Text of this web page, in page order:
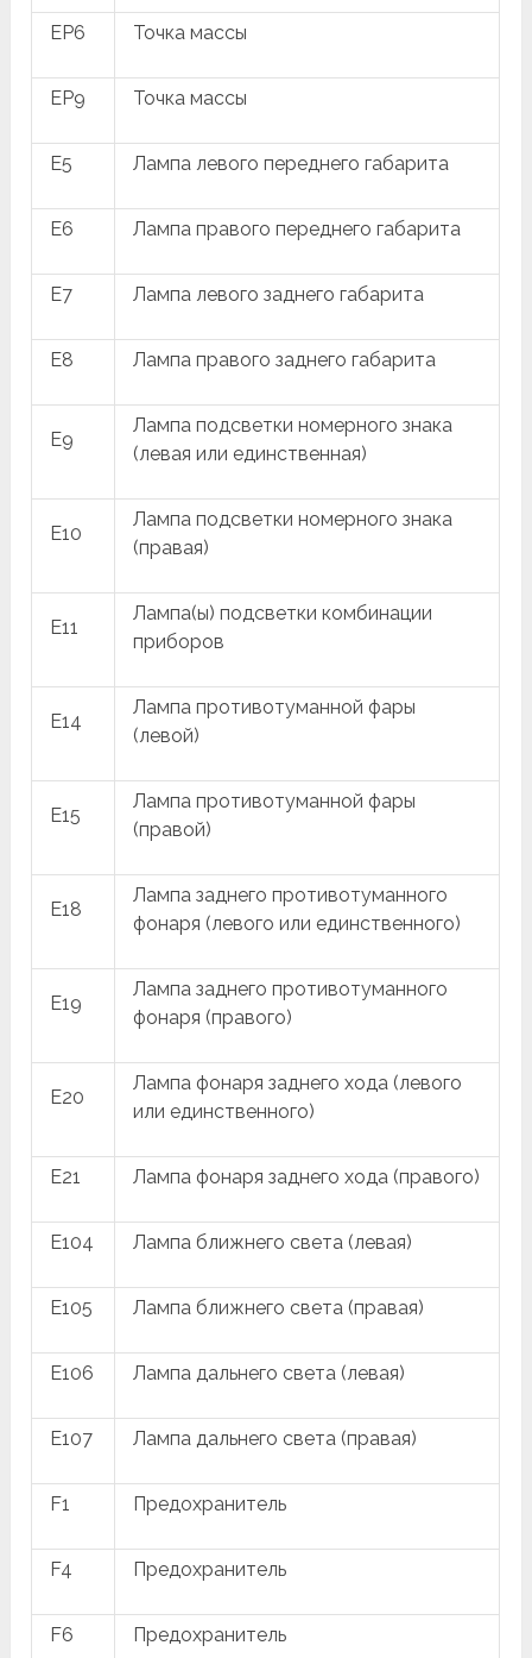
EP6 Точка массы
EP9 Точка массы
E5 Лампа левого переднего габарита
E6 Лампа правого переднего габарита
E7 Лампа левого заднего габарита
E8 Лампа правого заднего габарита
E9
Лампа подсветки номерного знака
(левая или единственная)
E10
Лампа подсветки номерного знака
(правая)
E11
Лампа(ы) подсветки комбинации
приборов
E14
Лампа противотуманной фары
(левой)
E15
Лампа противотуманной фары
(правой)
E18
Лампа заднего противотуманного
фонаря (левого или единственного)
E19
Лампа заднего противотуманного
фонаря (правого)
E20
Лампа фонаря заднего хода (левого
или единственного)
E21 Лампа фонаря заднего хода (правого)
E104 Лампа ближнего света (левая)
E105 Лампа ближнего света (правая)
E106 Лампа дальнего света (левая)
E107 Лампа дальнего света (правая)
F1 Предохранитель
F4 Предохранитель
F6 Предохранитель